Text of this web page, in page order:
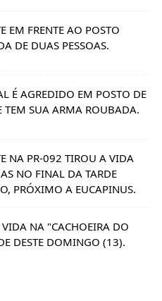
EM FRENTE AO POSTO
DE DUAS PESSOAS.
É AGREDIDO EM POSTO DE
TEM SUA ARMA ROUBADA.
NA PR-092 TIROU A VIDA
NO FINAL DA TARDE
PRÓXIMO A EUCAPINUS.
VIDA NA "CACHOEIRA DO
DESTE DOMINGO (13).